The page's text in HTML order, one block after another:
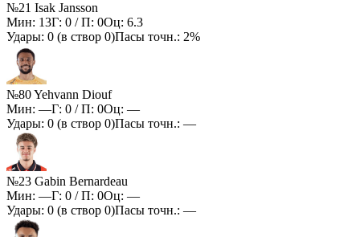
№21 Isak Jansson
Мин: 13Г: 0 / П: 0Оц: 6.3
Удары: 0 (в створ 0)Пасы точн.: 2%
№80 Yehvann Diouf
Мин: —Г: 0 / П: 0Оц: —
Удары: 0 (в створ 0)Пасы точн.: —
№23 Gabin Bernardeau
Мин: —Г: 0 / П: 0Оц: —
Удары: 0 (в створ 0)Пасы точн.: —